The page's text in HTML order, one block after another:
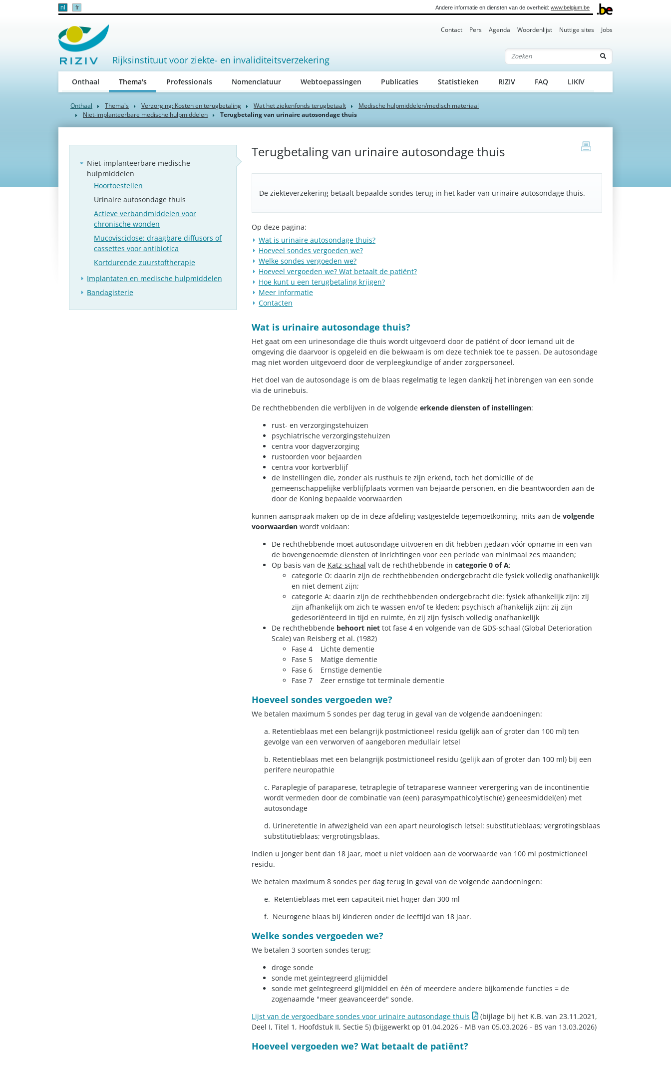
nl fr Andere informatie en diensten van de overheid: www.belgium.be
Contact Pers Agenda Woordenlijst Nuttige sites Jobs
Rijksinstituut voor ziekte- en invaliditeitsverzekering Zoeken
Onthaal Thema's(active)Professionals Nomenclatuur Webtoepassingen Publicaties Statistieken RIZIV FAQ LIKIV
Onthaal Thema's Verzorging: Kosten en terugbetaling Wat het ziekenfonds terugbetaalt
Medische hulpmiddelen/medisch materiaal
Niet-implanteerbare medische hulpmiddelen
Terugbetaling van urinaire autosondage thuis
print
Niet-implanteerbare medische
hulpmiddelen
Hoortoestellen
Urinaire autosondage thuis
Actieve verbandmiddelen voor
chronische wonden
Mucoviscidose: draagbare diffusors of
cassettes voor antibiotica
Kortdurende zuurstoftherapie
Implantaten en medische hulpmiddelen
Bandagisterie
Terugbetaling van urinaire autosondage thuis
De ziekteverzekering betaalt bepaalde sondes terug in het kader van urinaire autosondage thuis.
Op deze pagina:
​Wat is urinaire autosondage thuis?
Hoeveel sondes vergoeden we?
Welke sondes vergoeden we?
Hoeveel vergoeden we? Wat betaalt de patiënt?
Hoe kunt u een terugbetaling krijgen?
Meer informatie
Contacten
​Wat is urinaire autosondage thuis?
Het gaat om een urinesondage die thuis wordt uitgevoerd door de patiënt of door iemand uit de
omgeving die daarvoor is opgeleid en die bekwaam is om deze techniek toe te passen. De autosondage
mag niet worden uitgevoerd door de verpleegkundige of ander zorgpersoneel.
Het doel van de autosondage is om de blaas regelmatig te legen dankzij het inbrengen van een sonde
via de urinebuis.
De rechthebbenden die verblijven in de volgende erkende diensten of instellingen:
rust- en verzorgingstehuizen
psychiatrische verzorgingstehuizen
centra voor dagverzorging
rustoorden voor bejaarden
centra voor kortverblijf
de Instellingen die, zonder als rusthuis te zijn erkend, toch het domicilie of de
gemeenschappelijke verblijfplaats vormen van bejaarde personen, en die beantwoorden aan de
door de Koning bepaalde voorwaarden
kunnen aanspraak maken op de in deze afdeling vastgestelde tegemoetkoming, mits aan de volgende
voorwaarden wordt voldaan:
De rechthebbende moet autosondage uitvoeren en dit hebben gedaan vóór opname in een van
de bovengenoemde diensten of inrichtingen voor een periode van minimaal zes maanden;
Op basis van de Katz-schaal valt de rechthebbende in categorie 0 of A;
categorie O: daarin zijn de rechthebbenden ondergebracht die fysiek volledig onafhankelijk
en niet dement zijn;
categorie A: daarin zijn de rechthebbenden ondergebracht die: fysiek afhankelijk zijn: zij
zijn afhankelijk om zich te wassen en/of te kleden; psychisch afhankelijk zijn: zij zijn
gedesoriënteerd in tijd en ruimte, én zij zijn fysisch volledig onafhankelijk
De rechthebbende behoort niet tot fase 4 en volgende van de GDS-schaal (Global Deterioration
Scale) van Reisberg et al. (1982)
Fase 4 Lichte dementie
Fase 5 Matige dementie
Fase 6 Ernstige dementie
Fase 7 Zeer ernstige tot terminale dementie
Hoeveel sondes vergoeden we?
We betalen maximum 5 sondes per dag terug in geval van de volgende aandoeningen:
a. Retentieblaas met een belangrijk postmictioneel residu (gelijk aan of groter dan 100 ml) ten
gevolge van een verworven of aangeboren medullair letsel
b. Retentieblaas met een belangrijk postmictioneel residu (gelijk aan of groter dan 100 ml) bij een
perifere neuropathie
c. Paraplegie of paraparese, tetraplegie of tetraparese wanneer verergering van de incontinentie
wordt vermeden door de combinatie van (een) parasympathicolytisch(e) geneesmiddel(en) met
autosondage
d. Urineretentie in afwezigheid van een apart neurologisch letsel: substitutieblaas; vergrotingsblaas
substitutieblaas; vergrotingsblaas.
Indien u jonger bent dan 18 jaar, moet u niet voldoen aan de voorwaarde van 100 ml postmictioneel
residu.
We betalen maximum 8 sondes per dag terug in geval van de volgende aandoeningen:
e. Retentieblaas met een capaciteit niet hoger dan 300 ml
f. Neurogene blaas bij kinderen onder de leeftijd van 18 jaar.
Welke sondes vergoeden we?
We betalen 3 soorten sondes terug:
droge sonde
sonde met geïntegreerd glijmiddel
sonde met geïntegreerd glijmiddel en één of meerdere andere bijkomende functies = de
zogenaamde "meer geavanceerde" sonde.
Lijst van de vergoedbare sondes voor urinaire autosondage thuis
(bijlage bij het K.B. van 23.11.2021,
Deel I, Titel 1, Hoofdstuk II, Sectie 5) (bijgewerkt op 01.04.2026 - MB van 05.03.2026 - BS van 13.03.2026)
Hoeveel vergoeden we? Wat betaalt de patiënt?